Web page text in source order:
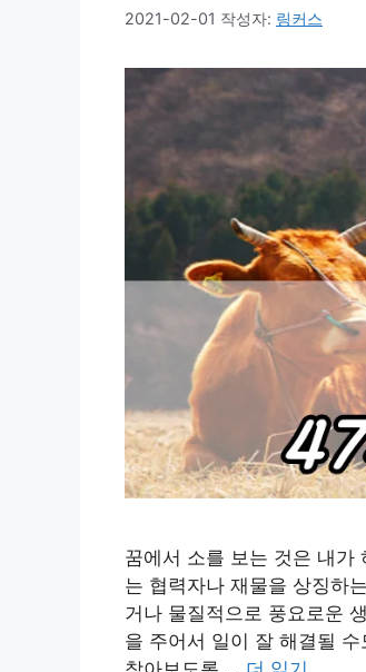
2021-02-01 작성자: 링커스
꿈에서 소를 보는 것은 내가
는 협력자나 재물을 상징하
거나 물질적으로 풍요로운
을 주어서 일이 잘 해결될